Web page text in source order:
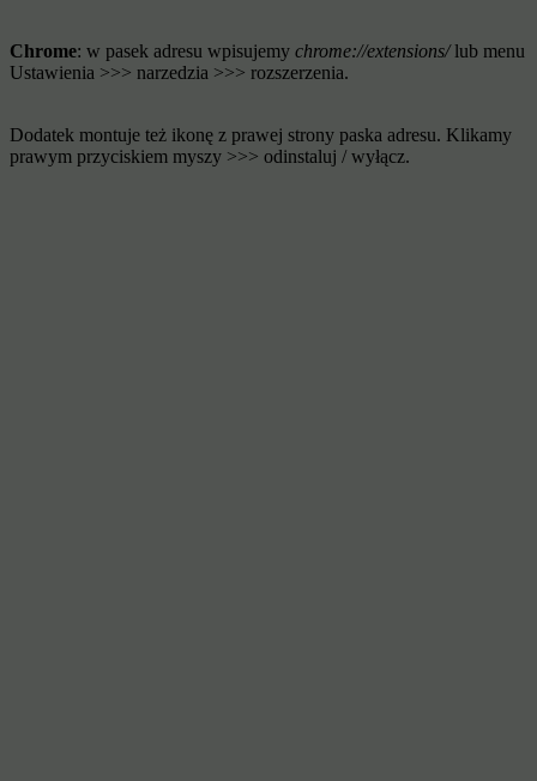
Chrome: w pasek adresu wpisujemy chrome://extensions/lub menu
Ustawienia >>> narzedzia >>> rozszerzenia.
Dodatek montuje też ikonę z prawej strony paska adresu. Klikamy
prawym przyciskiem myszy >>> odinstaluj / wyłącz.